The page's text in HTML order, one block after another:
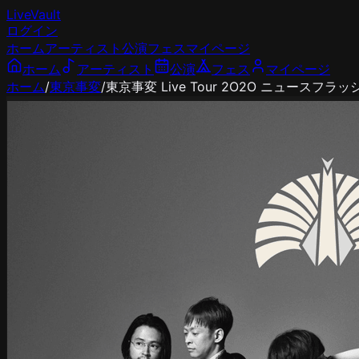
LiveVault
ログイン
ホームアーティスト 公演フェスマイページ
ホーム
アーティスト 公演 フェス
マイページ
ホーム/東京事変/東京事変 Live Tour 2O2O ニュースフラッ